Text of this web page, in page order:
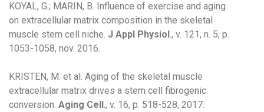
KOYAL, G.; MARIN, B. Influence of exercise and aging
on extracellular matrix composition in the skeletal
muscle stem cell niche. J Appl Physiol ., v. 121, n. 5, p.
1053-1058, nov. 2016.
KRISTEN, M. et al. Aging of the skeletal muscle
extracellular matrix drives a stem cell fibrogenic
conversion. Aging Cell ., v. 16, p. 518-528, 2017.